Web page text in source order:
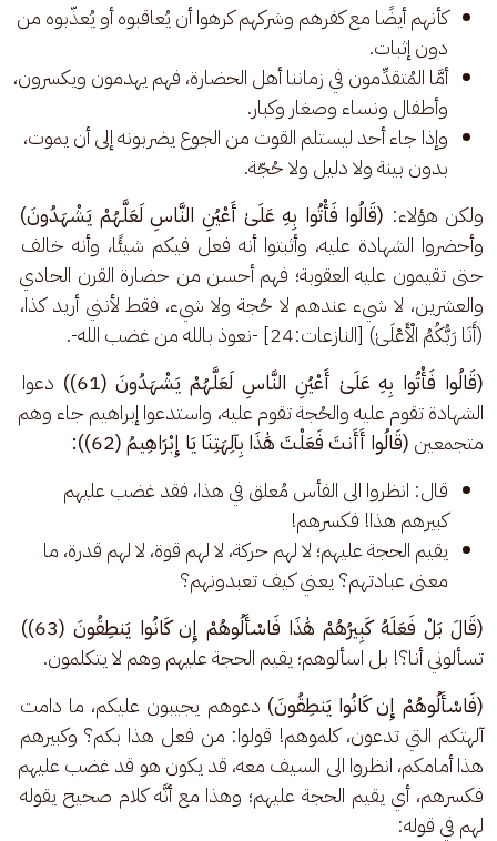
كأنهم أيضًا مع كفرهم وشركهم كرهوا أن يُعاقبوه أو يُعذّبوه من
دون إثبات.
أمَّا المُتقدِّمون في زماننا أهل الحضارة، فهم يهدمون ويكسرون،
وأطفال ونساء وصغار وكبار.
وإذا جاء أحد ليستلم القوت من الجوع يضربونه إلى أن يموت،
بدون بينة ولا دليل ولا حُجّة.
ولكن هؤلاء: (قَالُوا فَأْتُوا بِهِ عَلَىٰ أَعْيُنِ النَّاسِ لَعَلَّهُمْ يَشْهَدُونَ)
وأحضروا الشهادة عليه، وأثبتوا أنه فعل فيكم شيئًا، وأنه خالف
حتى تقيمون عليه العقوبة؛ فهم أحسن من حضارة القرن الحادي
والعشرين، لا شيء عندهم لا حُجة ولا شيء، فقط لأنني أريد كذا،
(أَنَا رَبُّكُمُ الْأَعْلَىٰ) [النازعات:24] -نعوذ بالله من غضب الله-.
(قَالُوا فَأْتُوا بِهِ عَلَىٰ أَعْيُنِ النَّاسِ لَعَلَّهُمْ يَشْهَدُونَ (61))
دعوا
الشهادة تقوم عليه والحُجة تقوم عليه، واستدعوا إبراهيم جاء وهم
متجمعين (قَالُوا أَأَنتَ فَعَلْتَ هَٰذَا بِآلِهَتِنَا يَا إِبْرَاهِيمُ (62)):
قال: انظروا الى الفأس مُعلق في هذا، فقد غضب عليهم
كبيرهم هذا! فكسرهم!
يقيم الحجة عليهم؛ لا لهم حركة، لا لهم قوة، لا لهم قدرة، ما
معنى عبادتهم؟ يعني كيف تعبدونهم؟
(قَالَ بَلْ فَعَلَهُ كَبِيرُهُمْ هَٰذَا فَاسْأَلُوهُمْ إِن كَانُوا يَنطِقُونَ (63))
تسألوني أنا؟! بل اسألوهم؛ يقيم الحجة عليهم وهم لا يتكلمون.
(فَاسْأَلُوهُمْ إِن كَانُوا يَنطِقُونَ) دعوهم يجيبون عليكم، ما دامت
آلهتكم التي تدعون، كلموهم! قولوا: من فعل هذا بكم؟ وكبيرهم
هذا أمامكم، انظروا الى السيف معه، قد يكون هو قد غضب عليهم
فكسرهم، أي يقيم الحجة عليهم؛ وهذا مع أنَّه كلام صحيح يقوله
لهم في قوله: